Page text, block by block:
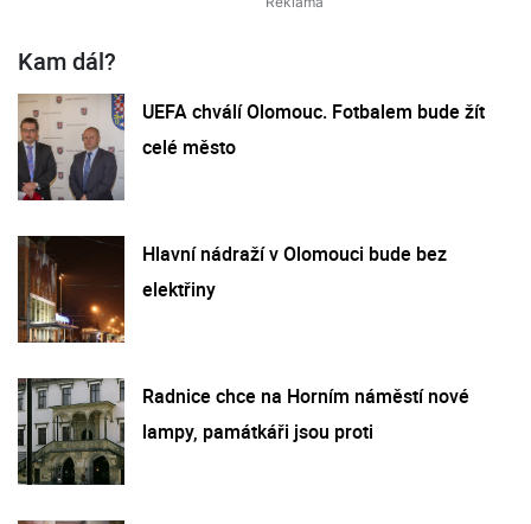
Kam dál?
UEFA chválí Olomouc. Fotbalem bude žít
celé město
Hlavní nádraží v Olomouci bude bez
elektřiny
Radnice chce na Horním náměstí nové
lampy, památkáři jsou proti